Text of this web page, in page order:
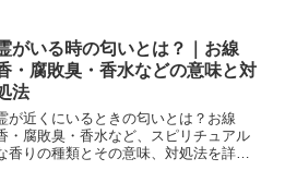
がいる時の匂いとは？｜お線
・腐敗臭・香水などの意味と対
法
が近くにいるときの匂いとは？お線
・腐敗臭・香水など、スピリチュアル
香りの種類とその意味、対処法を詳し